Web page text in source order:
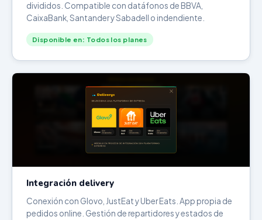
divididos. Compatible con datáfonos de BBVA,
CaixaBank, Santander y Sabadell o indendiente.
Disponible en: Todos los planes
Integración delivery
Conexión con Glovo, JustEat y Uber Eats. App propia de
pedidos online. Gestión de repartidores y estados de